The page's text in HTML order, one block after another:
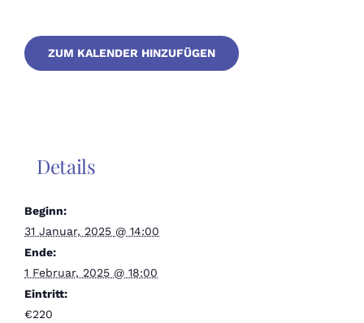
ZUM KALENDER HINZUFÜGEN
Details
Beginn:
31 Januar, 2025 @ 14:00
Ende:
1 Februar, 2025 @ 18:00
Eintritt:
€220